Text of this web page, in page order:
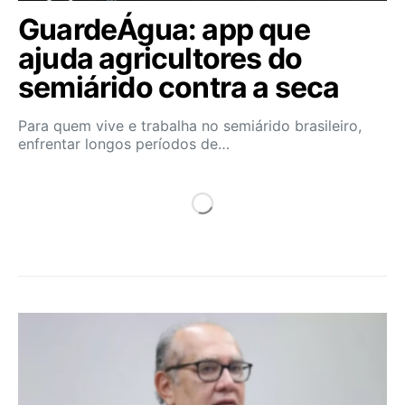
GuardeÁgua: app que
ajuda agricultores do
semiárido contra a seca
Para quem vive e trabalha no semiárido brasileiro,
enfrentar longos períodos de…